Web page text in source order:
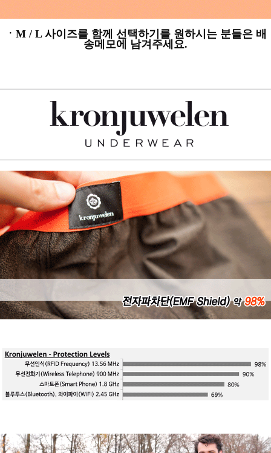
ㆍM / L 사이즈를 함께 선택하기를 원하시는 분들은 배
송메모에 남겨주세요.